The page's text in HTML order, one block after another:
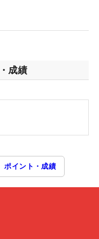
成績
ポイント・成績